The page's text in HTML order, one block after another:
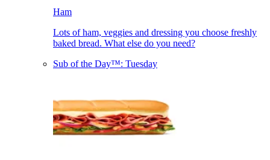
Ham​​​​‌ ‍ ​‍​‍‌‍ ‌ ​‍‌‍‍‌‌‍‌ ‌‍‍‌‌‍ ‍​‍​‍​ ‍‍​‍​‍‌ ​ ‌‍​‌‌‍ ‍‌‍‍‌‌ ‌​‌ ‍‌​‍ ‍‌‍‍‌‌‍ ​‍​‍​‍ ​​‍​‍‌‍‍​‌ ​‍‌‍‌‌‌‍‌‍​‍​‍​ ‍‍​‍​‍‌‍‍​‌ ‌​‌ ‌​‌ ​​‌ ​ ​ ‍‍​‍ ​‍ ‌‍ ‍‌‍ ‌ ​‍‌‍‌​‌‍‍‌‌‍​ ​‍ ‌‌‍​‍‌‍‍‌‌ ‌​‌‍‌‌‌ ​ ​‍ ‌‌‍‌ ‌ ​‍‌‍ ‌ ‌‌‌ ​​​‍ ‌‌ ​ ‌ ‌​‌ ‌‌‌‍‌​‌‍‍‌‌‍ ​‍ ‍‌ ‌‍‌‍‌‌‌ ​‍‌‍​ ‌‍‌‌‌‍ ​​‍ ‍‌‍​‌‌ ​​‌ ​​​‍ ‌‍‍‌‌‍ ‍‌ ‌​‌‍‌‌‌‍ ‍‌ ‌​​‍ ‌‍‌‌‌‍‌​‌‍‍‌‌ ‌​​‍ ‌‍ ‌‌‍ ‌‍‌​‌‍‌‌​ ‌‌ ​​‌ ​‍‌‍‌‌‌ ​ ‌‍‌‌‌‍ ‍‌ ‌​‌‍​‌‌ ‌​‌‍‍‌‌‍ ‌‍ ‍​ ‍ ‌‍‍‌‌‍‌​​ ‌​ ​‌​ ​​​ ‌‌​ ‌‌‌‍‌‌‌‍​ ‌‍​‌​ ​‍​‍ ‌‌‍‌‌​ ​​​ ​‍​ ​‍​‍ ‌​ ‌​​ ‌‌‌‍‌‌‌‍​‌​‍ ‌‌‍​‌​ ‌‌‌‍​ ​ ‌ ​‍ ‌‌‍‌​​ ​‌​ ‌‌​ ​​​ ‌ ​ ​​​ ‌‌‌‍‌​​ ​‌​ ​​​ ‍‌​ ‌‍​ ‍ ‌ ‌​‌ ‍‌‌ ​​‌‍‌‌​ ‌‌ ​​‌ ​‍‌‍ ‌‍‌​‌ ‌‌‌‍​ ‌ ‌​​ ‍ ‌ ​​‌‍​‌‌ ‌​‌‍‍​​ ‌‌‍ ‍‌‍​‌‌‍ ‌‌‍‌‌​‍‌‌​ ‌‌‌​​‍‌‌ ‌‍‍ ‌‍‌‌‌ ‍‌​‍‌‌​ ​ ‌​‌​​‍‌‌​ ​ ‌​‌​​‍‌‌​ ​‍​ ​‍‌‍‌‌‌‍ ‍​‍‌‌​ ​‍​ ​‍​‍‌‌​ ‌‌‌​‌​​‍ ‍‌ ‌‍‌‍​‌‌‍ ​‌ ‌‌‌‍‌‌​ ‌‍​‍‌‍​‌‌ ​ ‌‍‌‌‌‌‌‌‌ ​‍‌‍ ​​ ‌‌‍‍​‌ ‌​‌ ‌​‌ ​​‌ ​ ​‍‌‌​ ​ ‌​​‌​‍‌‌​ ​‍‌​‌‍​‍‌‌​ ​‍‌​‌‍‌‍ ‍‌‍ ‌ ​‍‌‍‌​‌‍‍‌‌‍​ ​‍ ‌‌‍​‍‌‍‍‌‌ ‌​‌‍‌‌‌ ​ ​‍ ‌‌‍‌ ‌ ​‍‌‍ ‌ ‌‌‌ ​​​‍ ‌‌ ​ ‌ ‌​‌ ‌‌‌‍‌​‌‍‍‌‌‍ ​‍ ‍‌ ‌‍‌‍‌‌‌ ​‍‌‍​ ‌‍‌‌‌‍ ​​‍ ‍‌‍​‌‌ ​​‌ ​​​‍‌‍‌‍‍‌‌‍‌​​ ‌​ ​‌​ ​​​ ‌‌​ ‌‌‌‍‌‌‌‍​ ‌‍​‌​ ​‍​‍ ‌‌‍‌‌​ ​​​ ​‍​ ​‍​‍ ‌​ ‌​​ ‌‌‌‍‌‌‌‍​‌​‍ ‌‌‍​‌​ ‌‌‌‍​ ​ ‌ ​‍ ‌‌‍‌​​ ​‌​ ‌‌​ ​​​ ‌ ​ ​​​ ‌‌‌‍‌​​ ​‌​ ​​​ ‍‌​ ‌‍​‍‌‍‌ ‌​‌ ‍‌‌ ​​‌‍‌‌​ ‌‌ ​​‌ ​‍‌‍ ‌‍‌​‌ ‌‌‌‍​ ‌ ‌​​‍‌‍‌ ​​‌‍​‌‌ ‌​‌‍‍​​ ‌‌‍ ‍‌‍​‌‌‍ ‌‌‍‌‌​‍‌‌​ ‌‌‌​​‍‌‌ ‌‍‍ ‌‍‌‌‌ ‍‌​‍‌‌​ ​ ‌​‌​​‍‌‌​ ​ ‌​‌​​‍‌‌​ ​‍​ ​‍‌‍‌‌‌‍ ‍​‍‌‌​ ​‍​ ​‍​‍‌‌​ ‌‌‌​‌​​‍ ‍‌ ‌‍‌‍​‌‌‍ ​‌ ‌‌‌‍‌‌​‍‌‍‌ ​​‌‍‌‌‌ ​‍‌ ​ ‌ ​​‌‍‌‌‌‍​ ‌ ‌​‌‍‍‌‌ ‌‍‌‍‌‌​ ‌‌ ​​‌ ‌‌‌‍​‍‌‍ ​‌‍‍‌‌ ​ ‌‍‍​‌‍‌‌‌‍‌​​‍​‍‌ ‌
Lots of ham, veggies and dressing you choose freshly
baked bread. What else do you need?​​​​‌ ‍ ​‍​‍‌‍ ‌ ​‍‌‍‍‌‌‍‌ ‌‍‍‌‌‍ ‍​‍​‍​ ‍‍​‍​‍‌ ​ ‌‍​‌‌‍ ‍‌‍‍‌‌ ‌​‌ ‍‌​‍ ‍‌‍‍‌‌‍ ​‍​‍​‍ ​​‍​‍‌‍‍​‌ ​‍‌‍‌‌‌‍‌‍​‍​‍​ ‍‍​‍​‍‌‍‍​‌ ‌​‌ ‌​‌ ​​‌ ​ ​ ‍‍​‍ ​‍ ‌‍ ‍‌‍ ‌ ​‍‌‍‌​‌‍‍‌‌‍​ ​‍ ‌‌‍​‍‌‍‍‌‌ ‌​‌‍‌‌‌ ​ ​‍ ‌‌‍‌ ‌ ​‍‌‍ ‌ ‌‌‌ ​​​‍ ‌‌ ​ ‌ ‌​‌ ‌‌‌‍‌​‌‍‍‌‌‍ ​‍ ‍‌ ‌‍‌‍‌‌‌ ​‍‌‍​ ‌‍‌‌‌‍ ​​‍ ‍‌‍​‌‌ ​​‌ ​​​‍ ‌‍‍‌‌‍ ‍‌ ‌​‌‍‌‌‌‍ ‍‌ ‌​​‍ ‌‍‌‌‌‍‌​‌‍‍‌‌ ‌​​‍ ‌‍ ‌‌‍ ‌‍‌​‌‍‌‌​ ‌‌ ​​‌ ​‍‌‍‌‌‌ ​ ‌‍‌‌‌‍ ‍‌ ‌​‌‍​‌‌ ‌​‌‍‍‌‌‍ ‌‍ ‍​ ‍ ‌‍‍‌‌‍‌​​ ‌​ ​‌​ ​​​ ‌‌​ ‌‌‌‍‌‌‌‍​ ‌‍​‌​ ​‍​‍ ‌‌‍‌‌​ ​​​ ​‍​ ​‍​‍ ‌​ ‌​​ ‌‌‌‍‌‌‌‍​‌​‍ ‌‌‍​‌​ ‌‌‌‍​ ​ ‌ ​‍ ‌‌‍‌​​ ​‌​ ‌‌​ ​​​ ‌ ​ ​​​ ‌‌‌‍‌​​ ​‌​ ​​​ ‍‌​ ‌‍​ ‍ ‌ ‌​‌ ‍‌‌ ​​‌‍‌‌​ ‌‌ ​​‌ ​‍‌‍ ‌‍‌​‌ ‌‌‌‍​ ‌ ‌​​ ‍ ‌ ​​‌‍​‌‌ ‌​‌‍‍​​ ‌‌ ​ ‌‍‍​‌‍ ‌ ​‍‌ ‌​‌​‌​‌‍‌‌‌ ​ ‌‍​ ‌ ​‍‌‍‍‌‌ ​​‌ ‌​‌‍‍‌‌‍ ‌‍ ‍​‍‌‌​ ‌‌‌​​‍‌‌ ‌‍‍ ‌‍‌‌‌ ‍‌​‍‌‌​ ​ ‌​‌​​‍‌‌​ ​ ‌​‌​​‍‌‌​ ​‍​ ​‍‌‍‌‌‌‍ ‍​‍‌‌​ ​‍​ ​‍​‍‌‌​ ‌‌‌​‌​​‍ ‍‌ ‌‍‌‍​‌‌‍ ​‌ ‌‌‌‍‌‌​ ‌‍​‍‌‍​‌‌ ​ ‌‍‌‌‌‌‌‌‌ ​‍‌‍ ​​ ‌‌‍‍​‌ ‌​‌ ‌​‌ ​​‌ ​ ​‍‌‌​ ​ ‌​​‌​‍‌‌​ ​‍‌​‌‍​‍‌‌​ ​‍‌​‌‍‌‍ ‍‌‍ ‌ ​‍‌‍‌​‌‍‍‌‌‍​ ​‍ ‌‌‍​‍‌‍‍‌‌ ‌​‌‍‌‌‌ ​ ​‍ ‌‌‍‌ ‌ ​‍‌‍ ‌ ‌‌‌ ​​​‍ ‌‌ ​ ‌ ‌​‌ ‌‌‌‍‌​‌‍‍‌‌‍ ​‍ ‍‌ ‌‍‌‍‌‌‌ ​‍‌‍​ ‌‍‌‌‌‍ ​​‍ ‍‌‍​‌‌ ​​‌ ​​​‍‌‍‌‍‍‌‌‍‌​​ ‌​ ​‌​ ​​​ ‌‌​ ‌‌‌‍‌‌‌‍​ ‌‍​‌​ ​‍​‍ ‌‌‍‌‌​ ​​​ ​‍​ ​‍​‍ ‌​ ‌​​ ‌‌‌‍‌‌‌‍​‌​‍ ‌‌‍​‌​ ‌‌‌‍​ ​ ‌ ​‍ ‌‌‍‌​​ ​‌​ ‌‌​ ​​​ ‌ ​ ​​​ ‌‌‌‍‌​​ ​‌​ ​​​ ‍‌​ ‌‍​‍‌‍‌ ‌​‌ ‍‌‌ ​​‌‍‌‌​ ‌‌ ​​‌ ​‍‌‍ ‌‍‌​‌ ‌‌‌‍​ ‌ ‌​​‍‌‍‌ ​​‌‍​‌‌ ‌​‌‍‍​​ ‌‌ ​ ‌‍‍​‌‍ ‌ ​‍‌ ‌​‌​‌​‌‍‌‌‌ ​ ‌‍​ ‌ ​‍‌‍‍‌‌ ​​‌ ‌​‌‍‍‌‌‍ ‌‍ ‍​‍‌‌​ ‌‌‌​​‍‌‌ ‌‍‍ ‌‍‌‌‌ ‍‌​‍‌‌​ ​ ‌​‌​​‍‌‌​ ​ ‌​‌​​‍‌‌​ ​‍​ ​‍‌‍‌‌‌‍ ‍​‍‌‌​ ​‍​ ​‍​‍‌‌​ ‌‌‌​‌​​‍ ‍‌ ‌‍‌‍​‌‌‍ ​‌ ‌‌‌‍‌‌​‍‌‍‌ ​​‌‍‌‌‌ ​‍‌ ​ ‌ ​​‌‍‌‌‌‍​ ‌ ‌​‌‍‍‌‌ ‌‍‌‍‌‌​ ‌‌ ​​‌ ‌‌‌‍​‍‌‍ ​‌‍‍‌‌ ​ ‌‍‍​‌‍‌‌‌‍‌​​‍​‍‌ ‌
Sub of the Day™: Tuesday​​​​‌ ‍ ​‍​‍‌‍ ‌ ​‍‌‍‍‌‌‍‌ ‌‍‍‌‌‍ ‍​‍​‍​ ‍‍​‍​‍‌ ​ ‌‍​‌‌‍ ‍‌‍‍‌‌ ‌​‌ ‍‌​‍ ‍‌‍‍‌‌‍ ​‍​‍​‍ ​​‍​‍‌‍‍​‌ ​‍‌‍‌‌‌‍‌‍​‍​‍​ ‍‍​‍​‍‌‍‍​‌ ‌​‌ ‌​‌ ​​‌ ​ ​ ‍‍​‍ ​‍ ‌‍ ‍‌‍ ‌ ​‍‌‍‌​‌‍‍‌‌‍​ ​‍ ‌‌‍​‍‌‍‍‌‌ ‌​‌‍‌‌‌ ​ ​‍ ‌‌‍‌ ‌ ​‍‌‍ ‌ ‌‌‌ ​​​‍ ‌‌ ​ ‌ ‌​‌ ‌‌‌‍‌​‌‍‍‌‌‍ ​‍ ‍‌ ‌‍‌‍‌‌‌ ​‍‌‍​ ‌‍‌‌‌‍ ​​‍ ‍‌‍​‌‌ ​​‌ ​​​‍ ‌‍‍‌‌‍ ‍‌ ‌​‌‍‌‌‌‍ ‍‌ ‌​​‍ ‌‍‌‌‌‍‌​‌‍‍‌‌ ‌​​‍ ‌‍ ‌‌‍ ‌‍‌​‌‍‌‌​ ‌‌ ​​‌ ​‍‌‍‌‌‌ ​ ‌‍‌‌‌‍ ‍‌ ‌​‌‍​‌‌ ‌​‌‍‍‌‌‍ ‌‍ ‍​ ‍ ‌‍‍‌‌‍‌​​ ‌​ ‌‍​ ‌ ​ ‌ ​ ‍​​ ‌ ​ ‌‍‌‍​‍‌‍​‍​‍ ‌​ ‌‍​ ​​​ ‍‌‌‍​‌​‍ ‌​ ‌​​ ‌‌​ ​‍‌‍​‍​‍ ‌​ ‍​​ ‍‌‌‍​‍​ ‌‌​‍ ‌​ ‍‌​ ‌ ‌‍​‍​ ‌‌​ ​‌​ ​​​ ‌‍‌‍​‍​ ​ ​ ​​​ ‌ ‌‍‌‌​ ‍ ‌ ‌​‌ ‍‌‌ ​​‌‍‌‌​ ‌‌ ​​‌ ​‍‌‍ ‌‍‌​‌ ‌‌‌‍​ ‌ ‌​​ ‍ ‌ ​​‌‍​‌‌ ‌​‌‍‍​​ ‌‌‍​‍‌‍​‌‌‍‌​‌‍‌ ‌‍‌‌​‍‌‌​ ‌‌‌​​‍‌‌ ‌‍‍ ‌‍‌‌‌ ‍‌​‍‌‌​ ​ ‌​‌​​‍‌‌​ ​ ‌​‌​​‍‌‌​ ​‍​ ​‍‌‍‌‌‌‍ ‍​‍‌‌​ ​‍​ ​‍​‍‌‌​ ‌‌‌​‌​​‍ ‍‌ ‌‍‌‍​‌‌‍ ​‌ ‌‌‌‍‌‌​ ‌‍​‍‌‍​‌‌ ​ ‌‍‌‌‌‌‌‌‌ ​‍‌‍ ​​ ‌‌‍‍​‌ ‌​‌ ‌​‌ ​​‌ ​ ​‍‌‌​ ​ ‌​​‌​‍‌‌​ ​‍‌​‌‍​‍‌‌​ ​‍‌​‌‍‌‍ ‍‌‍ ‌ ​‍‌‍‌​‌‍‍‌‌‍​ ​‍ ‌‌‍​‍‌‍‍‌‌ ‌​‌‍‌‌‌ ​ ​‍ ‌‌‍‌ ‌ ​‍‌‍ ‌ ‌‌‌ ​​​‍ ‌‌ ​ ‌ ‌​‌ ‌‌‌‍‌​‌‍‍‌‌‍ ​‍ ‍‌ ‌‍‌‍‌‌‌ ​‍‌‍​ ‌‍‌‌‌‍ ​​‍ ‍‌‍​‌‌ ​​‌ ​​​‍‌‍‌‍‍‌‌‍‌​​ ‌​ ‌‍​ ‌ ​ ‌ ​ ‍​​ ‌ ​ ‌‍‌‍​‍‌‍​‍​‍ ‌​ ‌‍​ ​​​ ‍‌‌‍​‌​‍ ‌​ ‌​​ ‌‌​ ​‍‌‍​‍​‍ ‌​ ‍​​ ‍‌‌‍​‍​ ‌‌​‍ ‌​ ‍‌​ ‌ ‌‍​‍​ ‌‌​ ​‌​ ​​​ ‌‍‌‍​‍​ ​ ​ ​​​ ‌ ‌‍‌‌​‍‌‍‌ ‌​‌ ‍‌‌ ​​‌‍‌‌​ ‌‌ ​​‌ ​‍‌‍ ‌‍‌​‌ ‌‌‌‍​ ‌ ‌​​‍‌‍‌ ​​‌‍​‌‌ ‌​‌‍‍​​ ‌‌‍​‍‌‍​‌‌‍‌​‌‍‌ ‌‍‌‌​‍‌‌​ ‌‌‌​​‍‌‌ ‌‍‍ ‌‍‌‌‌ ‍‌​‍‌‌​ ​ ‌​‌​​‍‌‌​ ​ ‌​‌​​‍‌‌​ ​‍​ ​‍‌‍‌‌‌‍ ‍​‍‌‌​ ​‍​ ​‍​‍‌‌​ ‌‌‌​‌​​‍ ‍‌ ‌‍‌‍​‌‌‍ ​‌ ‌‌‌‍‌‌​‍‌‍‌ ​​‌‍‌‌‌ ​‍‌ ​ ‌ ​​‌‍‌‌‌‍​ ‌ ‌​‌‍‍‌‌ ‌‍‌‍‌‌​ ‌‌ ​​‌ ‌‌‌‍​‍‌‍ ​‌‍‍‌‌ ​ ‌‍‍​‌‍‌‌‌‍‌​​‍​‍‌ ‌